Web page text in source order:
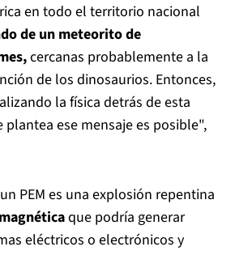
en todo el territorio nacional
de un meteorito de
cercanas probablemente a la
de los dinosaurios. Entonces,
la física detrás de esta
ese mensaje es posible",
PEM es una explosión repentina
que podría generar
eléctricos o electrónicos y